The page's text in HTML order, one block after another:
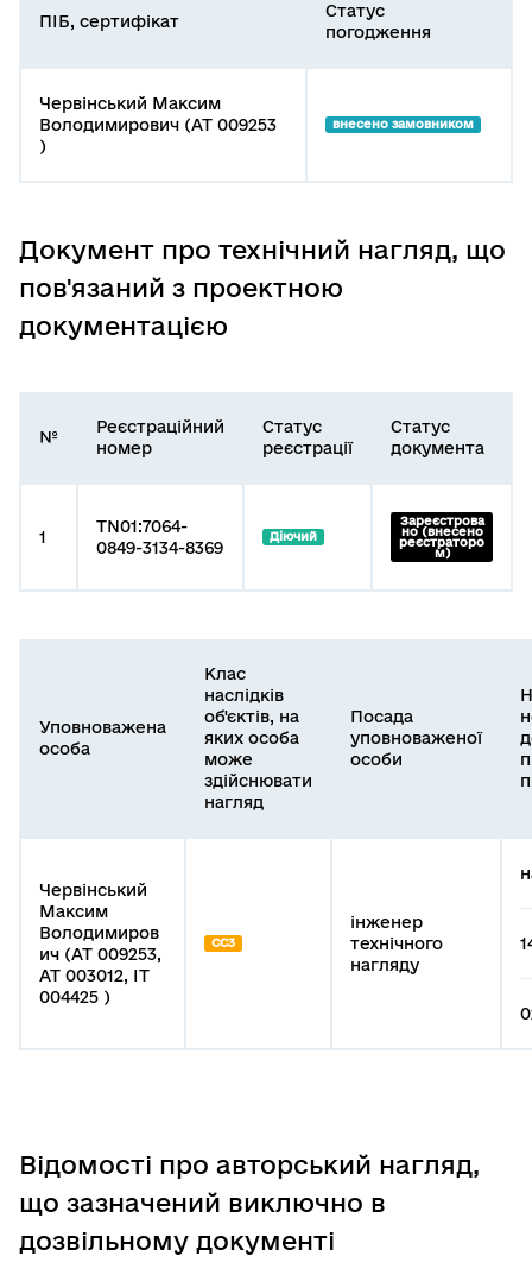
ПІБ, сертифікат
Статус
погодження
Червінський Максим
Володимирович (АТ 009253
)
внесено замовником
Документ про технічний нагляд, що
пов'язаний з проектною
документацією
№
Реєстраційний
номер
Статус
реєстрації
Статус
документа
1
TN01:7064-
0849-3134-8369
Діючий
Зареєстрова
но (внесено
реєстраторо
м)
Уповноважена
особа
Клас
наслідків
об'єктів, на
яких особа
може
здійснювати
нагляд
Посада
уповноваженої
особи
Червінський
Максим
Володимиров
ич (АТ 009253,
АТ 003012, ІТ
004425 )
СС3
інженер
технічного
нагляду
Відомості про авторський нагляд,
що зазначений виключно в
дозвільному документі